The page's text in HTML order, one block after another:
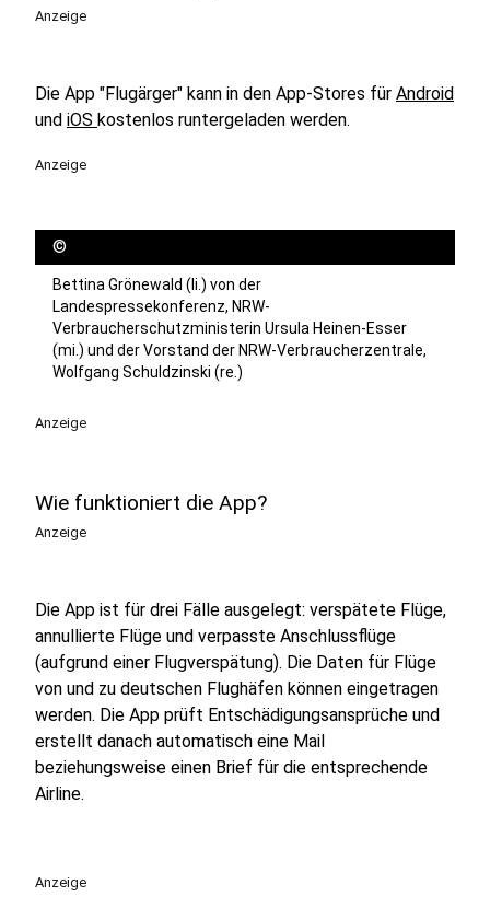
Anzeige
Die App "Flugärger" kann in den App-Stores für Android
und iOS kostenlos runtergeladen werden.
Anzeige
©
Bettina Grönewald (li.) von der
Landespressekonferenz, NRW-
Verbraucherschutzministerin Ursula Heinen-Esser
(mi.) und der Vorstand der NRW-Verbraucherzentrale,
Wolfgang Schuldzinski (re.)
Anzeige
Wie funktioniert die App?
Anzeige
Die App ist für drei Fälle ausgelegt: verspätete Flüge,
annullierte Flüge und verpasste Anschlussflüge
(aufgrund einer Flugverspätung). Die Daten für Flüge
von und zu deutschen Flughäfen können eingetragen
werden. Die App prüft Entschädigungsansprüche und
erstellt danach automatisch eine Mail
beziehungsweise einen Brief für die entsprechende
Airline.
Anzeige